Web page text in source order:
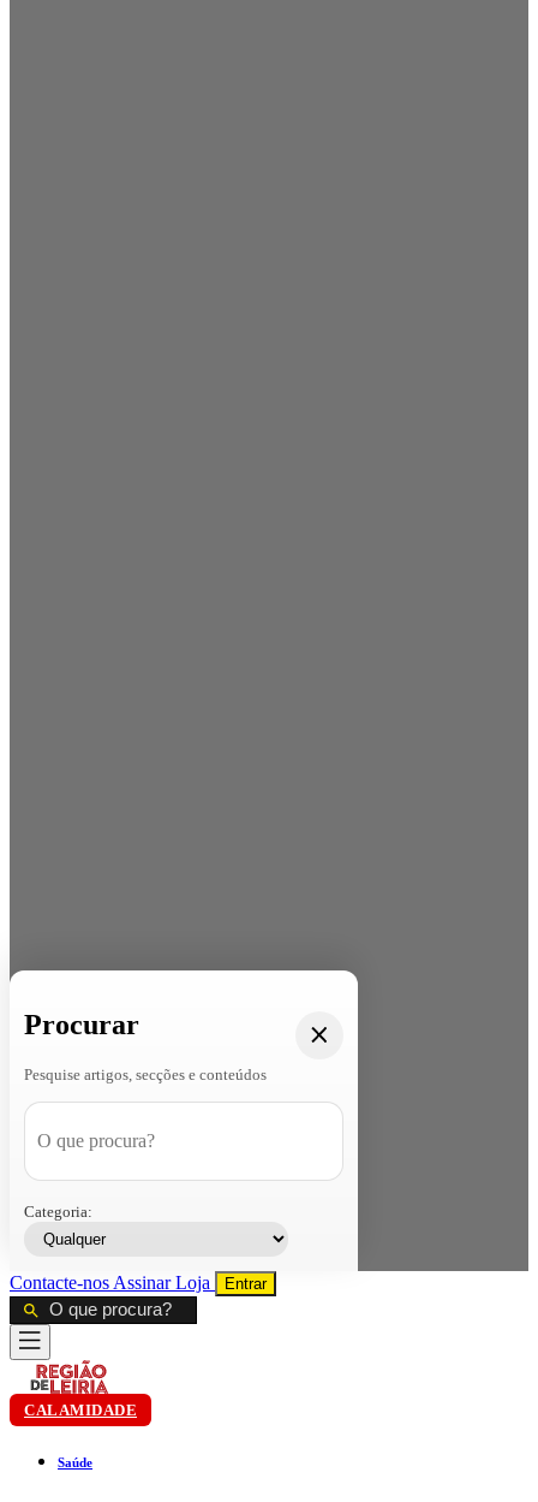
Procurar
Pesquise artigos, secções e conteúdos
Categoria:
Contacte-nos AssinarLoja Entrar
CALAMIDADE
Saúde